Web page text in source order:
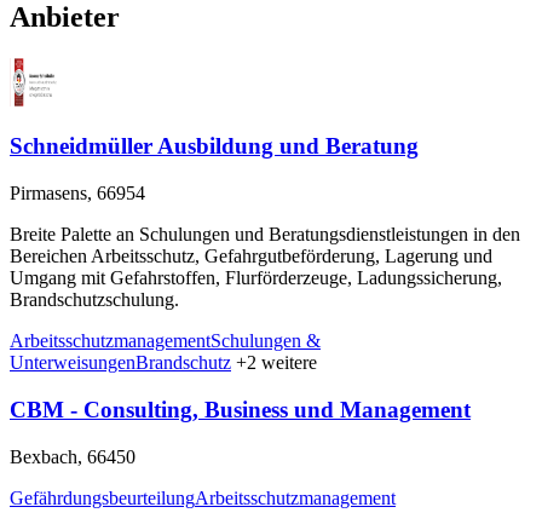
Anbieter
Schneidmüller Ausbildung und Beratung
Pirmasens, 66954
Breite Palette an Schulungen und Beratungsdienstleistungen in den
Bereichen Arbeitsschutz, Gefahrgutbeförderung, Lagerung und
Umgang mit Gefahrstoffen, Flurförderzeuge, Ladungssicherung,
Brandschutzschulung.
ArbeitsschutzmanagementSchulungen &
UnterweisungenBrandschutz +2 weitere
CBM - Consulting, Business und Management
Bexbach, 66450
GefährdungsbeurteilungArbeitsschutzmanagement